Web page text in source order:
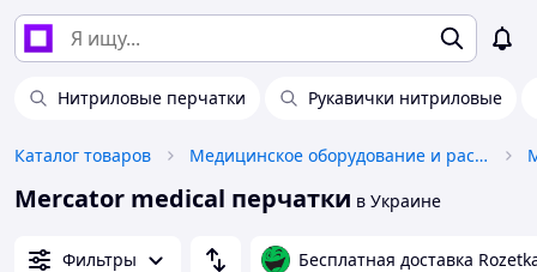
Нитриловые перчатки Рукавички нитриловые
Каталог товаров Медицинское оборудование и расходные материалы
Mercator medical перчатки в Украине
Фильтры Бесплатная доставка